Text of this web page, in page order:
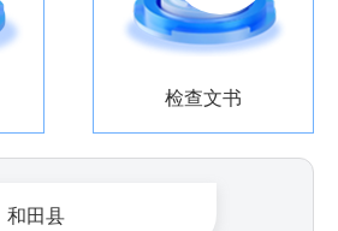
检查文书
和田县